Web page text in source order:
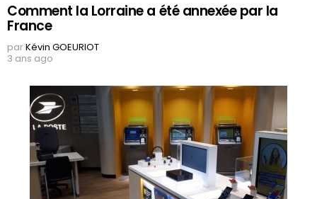
Comment la Lorraine a été annexée par la
France
parKévin GOEURIOT
3 ans ago